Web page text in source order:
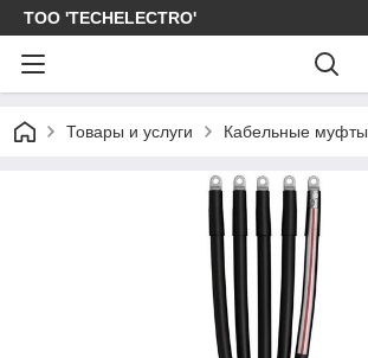
ТОО 'TECHELECTRO'
Товары и услуги Кабельные муфты